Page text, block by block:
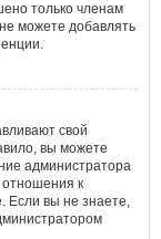
только членам
можете добавлять
свой
вы можете
администратора
отношения к
Если вы не знаете,